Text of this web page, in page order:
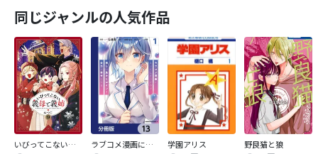
同じジャンルの人気作品
いびってこない義母と義姉
ラブコメ漫画に入ってしまったので、推しの負けヒロインを全力で幸せにする【分冊版】
学園アリス
野良猫と狼